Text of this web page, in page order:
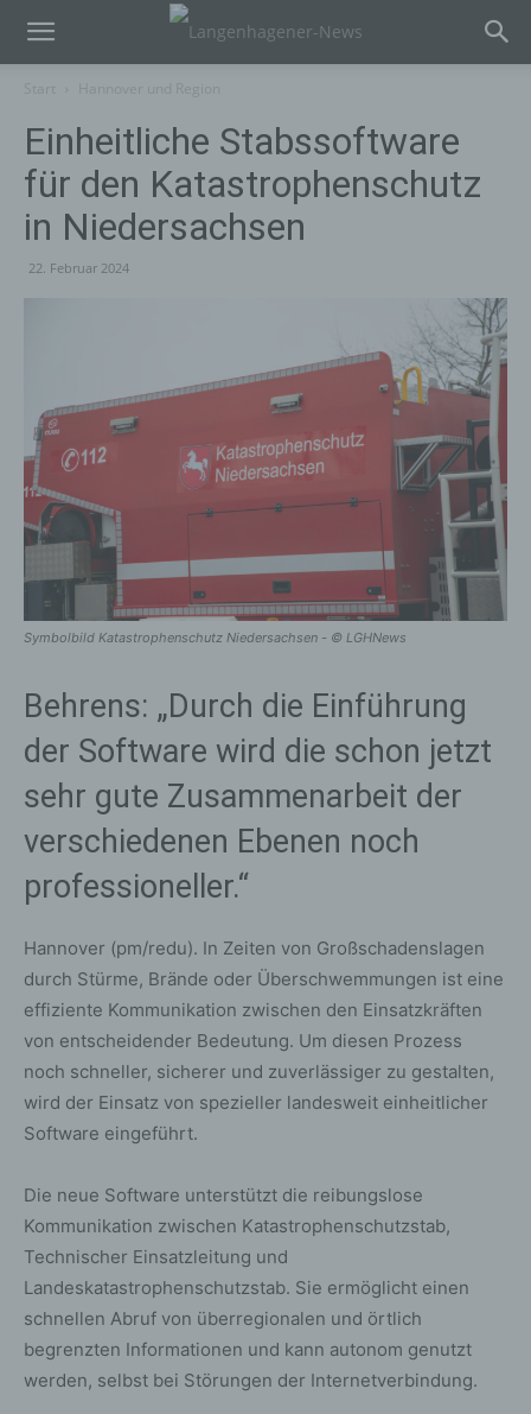
Einheitliche Stabssoftware
für den Katastrophenschutz
in Niedersachsen
22. Februar 2024
Symbolbild Katastrophenschutz Niedersachsen - © LGHNews
Behrens: „Durch die Einführung
der Software wird die schon jetzt
sehr gute Zusammenarbeit der
verschiedenen Ebenen noch
professioneller.“
Hannover (pm/redu). In Zeiten von Großschadenslagen
durch Stürme, Brände oder Überschwemmungen ist eine
effiziente Kommunikation zwischen den Einsatzkräften
von entscheidender Bedeutung. Um diesen Prozess
noch schneller, sicherer und zuverlässiger zu gestalten,
wird der Einsatz von spezieller landesweit einheitlicher
Software eingeführt.
Die neue Software unterstützt die reibungslose
Kommunikation zwischen Katastrophenschutzstab,
Technischer Einsatzleitung und
Landeskatastrophenschutzstab. Sie ermöglicht einen
schnellen Abruf von überregionalen und örtlich
begrenzten Informationen und kann autonom genutzt
werden, selbst bei Störungen der Internetverbindung.